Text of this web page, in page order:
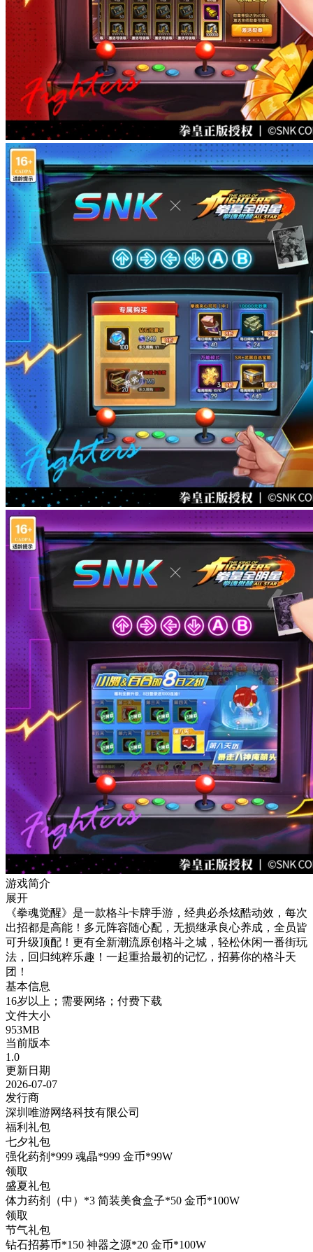
游戏简介
展开
《拳魂觉醒》是一款格斗卡牌手游，经典必杀炫酷动效，每次
出招都是高能！多元阵容随心配，无损继承良心养成，全员皆
可升级顶配！更有全新潮流原创格斗之城，轻松休闲一番街玩
法，回归纯粹乐趣！一起重拾最初的记忆，招募你的格斗天
团！
基本信息
16岁以上；需要网络；付费下载
文件大小
953MB
当前版本
1.0
更新日期
2026-07-07
发行商
深圳唯游网络科技有限公司
福利礼包
七夕礼包
强化药剂*999 魂晶*999 金币*99W
领取
盛夏礼包
体力药剂（中）*3 简装美食盒子*50 金币*100W
领取
节气礼包
钻石招募币*150 神器之源*20 金币*100W